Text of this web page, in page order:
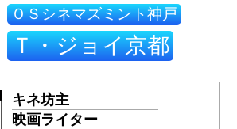
ＯＳシネマズミント神戸
Ｔ・ジョイ京都
キネ坊主
映画ライター